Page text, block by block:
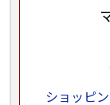
ショッピ